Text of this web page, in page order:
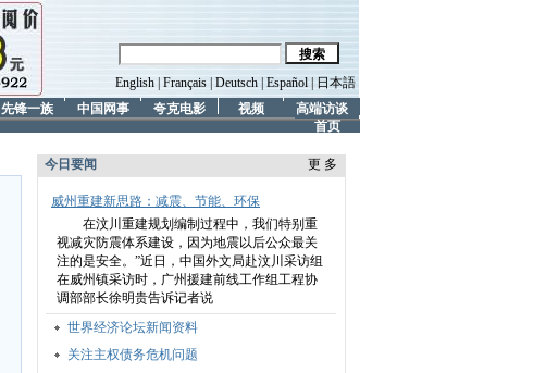
English Français Deutsch Español
日本語
高端访谈
视频
夸克电影
中国网事
先锋一族
首页
今日要闻 更 多
威州重建新思路：减震、节能、环保
在汶川重建规划编制过程中，我们特别重
视减灾防震体系建设，因为地震以后公众最关
注的是安全。”近日，中国外文局赴汶川采访组
在威州镇采访时，广州援建前线工作组工程协
调部部长徐明贵告诉记者说
世界经济论坛新闻资料
关注主权债务危机问题